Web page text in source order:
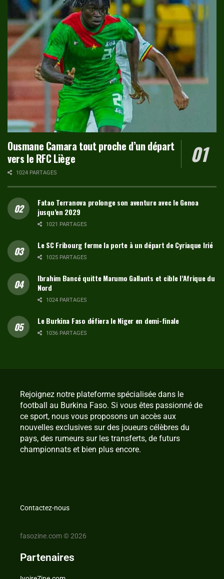
Ousmane Camara tout proche d’un départ
vers le RFC Liège
1024 PARTAGES
Fatao Terranova prolonge son aventure avec le Genoa
jusqu’en 2029
1021 PARTAGES
Le SC Fribourg ferme la porte à un départ de Cyriaque Irié
1025 PARTAGES
Ibrahim Bancé quitte Marumo Gallants et cible l’Afrique du
Nord
1024 PARTAGES
Le Burkina Faso défiera le Niger en demi-finale
1036 PARTAGES
Rejoignez notre plateforme spécialisée dans le
football au Burkina Faso. Si vous êtes passionné de
ce sport, nous vous proposons un accès aux
nouvelles exclusives sur des joueurs célèbres du
pays, des rumeurs sur les transferts, de futurs
championnats et bien plus encore.
Contactez-nous
fasozine.com © 2026
Partenaires